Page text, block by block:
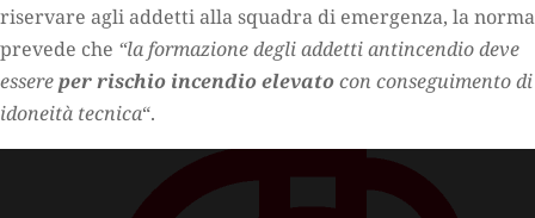
riservare agli addetti alla squadra di emergenza, la norma
prevede che “la formazione degli addetti antincendio deve
essereper rischio incendio elevatocon conseguimento di
idoneità tecnica“.